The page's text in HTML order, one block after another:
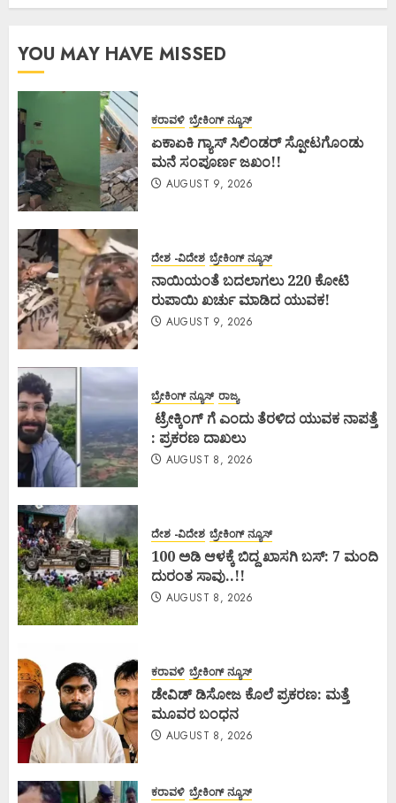
YOU MAY HAVE MISSED
ಕರಾವಳಿ ಬ್ರೇಕಿಂಗ್ ನ್ಯೂಸ್
ಏಕಾಏಕಿ ಗ್ಯಾಸ್ ಸಿಲಿಂಡರ್ ಸ್ಪೋಟಗೊಂಡು
ಮನೆ ಸಂಪೂರ್ಣ ಜಖಂ!!
AUGUST 9, 2026
ದೇಶ -ವಿದೇಶ ಬ್ರೇಕಿಂಗ್ ನ್ಯೂಸ್
ನಾಯಿಯಂತೆ ಬದಲಾಗಲು 220 ಕೋಟಿ
ರುಪಾಯಿ ಖರ್ಚು ಮಾಡಿದ ಯುವಕ!
AUGUST 9, 2026
ಬ್ರೇಕಿಂಗ್ ನ್ಯೂಸ್ ರಾಜ್ಯ
ಟ್ರೇಕ್ಕಿಂಗ್ ಗೆ ಎಂದು ತೆರಳಿದ ಯುವಕ ನಾಪತ್ತೆ
: ಪ್ರಕರಣ ದಾಖಲು
AUGUST 8, 2026
ದೇಶ -ವಿದೇಶ ಬ್ರೇಕಿಂಗ್ ನ್ಯೂಸ್
100 ಅಡಿ ಆಳಕ್ಕೆ ಬಿದ್ದ ಖಾಸಗಿ ಬಸ್: 7 ಮಂದಿ
ದುರಂತ ಸಾವು..!!
AUGUST 8, 2026
ಕರಾವಳಿ ಬ್ರೇಕಿಂಗ್ ನ್ಯೂಸ್
ಡೇವಿಡ್ ಡಿಸೋಜ ಕೊಲೆ ಪ್ರಕರಣ: ಮತ್ತೆ
ಮೂವರ ಬಂಧನ
AUGUST 8, 2026
ಕರಾವಳಿ ಬ್ರೇಕಿಂಗ್ ನ್ಯೂಸ್